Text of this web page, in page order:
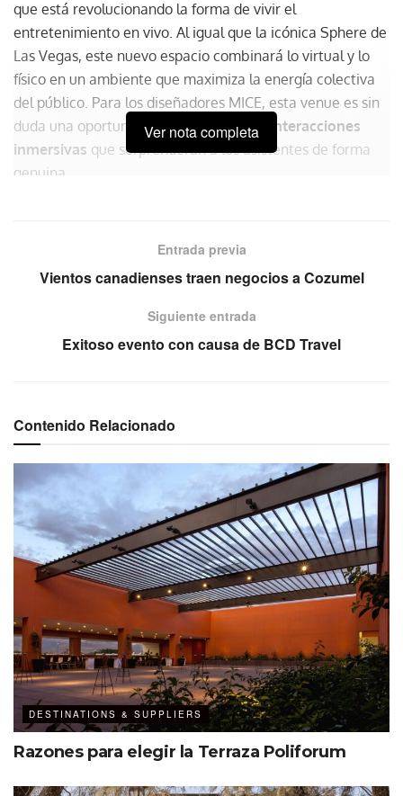
que está revolucionando la forma de vivir el
entretenimiento en vivo. Al igual que la icónica Sphere de
Las Vegas, este nuevo espacio combinará lo virtual y lo
físico en un ambiente que maximiza la energía colectiva
del público. Para los diseñadores MICE, esta venue es sin
duda una oportunidad única para crear
interacciones
inmersivas que sorprenderán a los asistentes de forma
genuina.
para que los visitantes experimenten
deportes en vivo, arte inmersivo y
entretenimiento experiencial
mediante la «realidad compartida»,
una experiencia que fusiona
hospitalidad de clase mundial y un
Ver nota completa
Entrada previa
Vientos canadienses traen negocios a Cozumel
Siguiente entrada
Exitoso evento con causa de BCD Travel
Contenido Relacionado
DESTINATIONS & SUPPLIERS
Razones para elegir la Terraza Poliforum